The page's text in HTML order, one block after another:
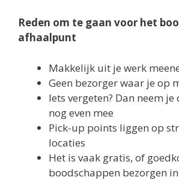
Reden om te gaan voor het
afhaalpunt
Makkelijk uit je werk
Geen bezorger waar je op
Iets vergeten? Dan neem
nog even mee
Pick-up points liggen op
locaties
Het is vaak gratis, of
boodschappen bezorgen